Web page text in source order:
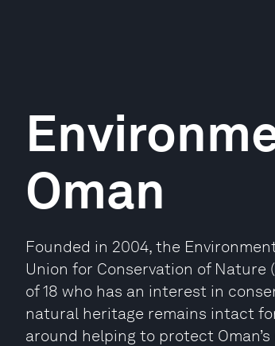
Oman
Founded in 2004, the
Union for Conservation of Nature
of 18 who has an interest in
natural heritage remains intact
around helping to protect